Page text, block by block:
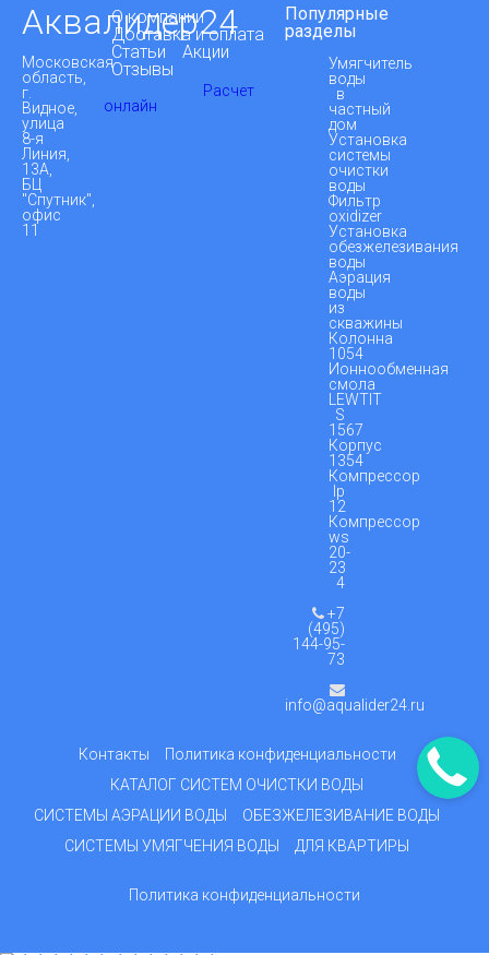
Аквалидер24
Московская
область,
г.
Видное,
улица
8-я
Линия,
13А,
БЦ
"Спутник",
офис
11
О компании
Доставка и оплата
Статьи
Акции
Отзывы
Расчет
онлайн
Популярные
разделы
Умягчитель
воды
в
частный
дом
Установка
системы
очистки
воды
Фильтр
oxidizer
Установка
обезжелезивания
воды
Аэрация
воды
из
скважины
Колонна
1054
Ионнообменная
смола
LEWTIT
S
1567
Корпус
1354
Компрессор
lp
12
Компрессор
ws
20-
23
4
+7
(495)
144-95-
73
info@aqualider24.ru
Контакты
Политика конфиденциальности
КАТАЛОГ СИСТЕМ ОЧИСТКИ ВОДЫ
СИСТЕМЫ АЭРАЦИИ ВОДЫ
ОБЕЗЖЕЛЕЗИВАНИЕ ВОДЫ
СИСТЕМЫ УМЯГЧЕНИЯ ВОДЫ
ДЛЯ КВАРТИРЫ
Политика конфиденциальности